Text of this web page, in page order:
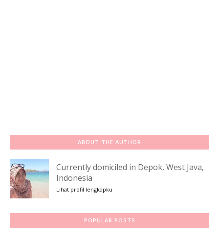
ABOUT THE AUTHOR
Currently domiciled in Depok, West Java,
Indonesia
Lihat profil lengkapku
POPULAR POSTS